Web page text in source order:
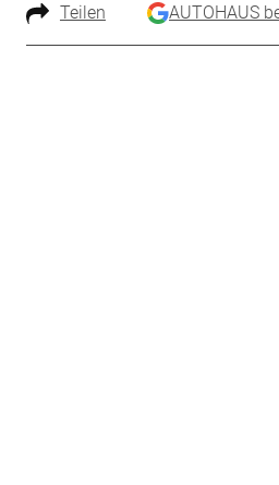
Teilen AUTOHAUS